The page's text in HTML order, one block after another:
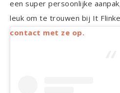
een super persoonlijke
leuk om te trouwen bij It
contact met ze op.